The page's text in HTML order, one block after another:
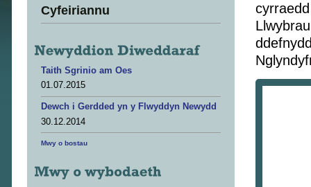
Cyfeiriannu
Taith Sgrinio am Oes
01.07.2015
Dewch i Gerdded yn y Flwyddyn Newydd
30.12.2014
Mwy o bostau